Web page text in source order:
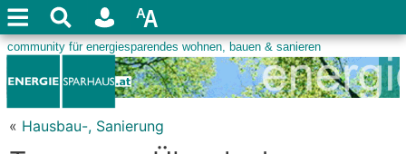
« Hausbau-, Sanierung